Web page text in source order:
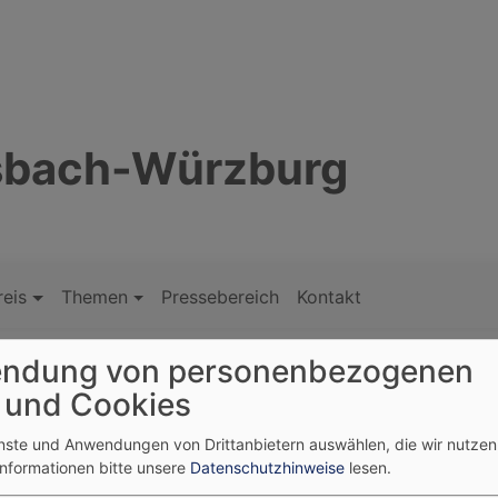
Würzburg
Themen Pressebereich Kontakt
Ende Juli 2022 wurden in Würzburg und Heilsbronn 83
Lehramtsanwärterinnen und Lehramtsanwärter in
von personenbezogenen
Cookies
und Anwendungen von Drittanbietern auswählen, die wir
bitte unsere Datenschutzhinweise lesen.